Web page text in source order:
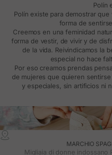
Polín
Polín existe para demostrar
forma de
Creemos en una feminidad
forma de vestir, de vivir y de
de la vida. Reivindicamos la
especial no hace
Por eso creamos prendas
de mujeres que quieren
y especiales, sin artificios ni
MARCHIO
Migliaia di donne indossano